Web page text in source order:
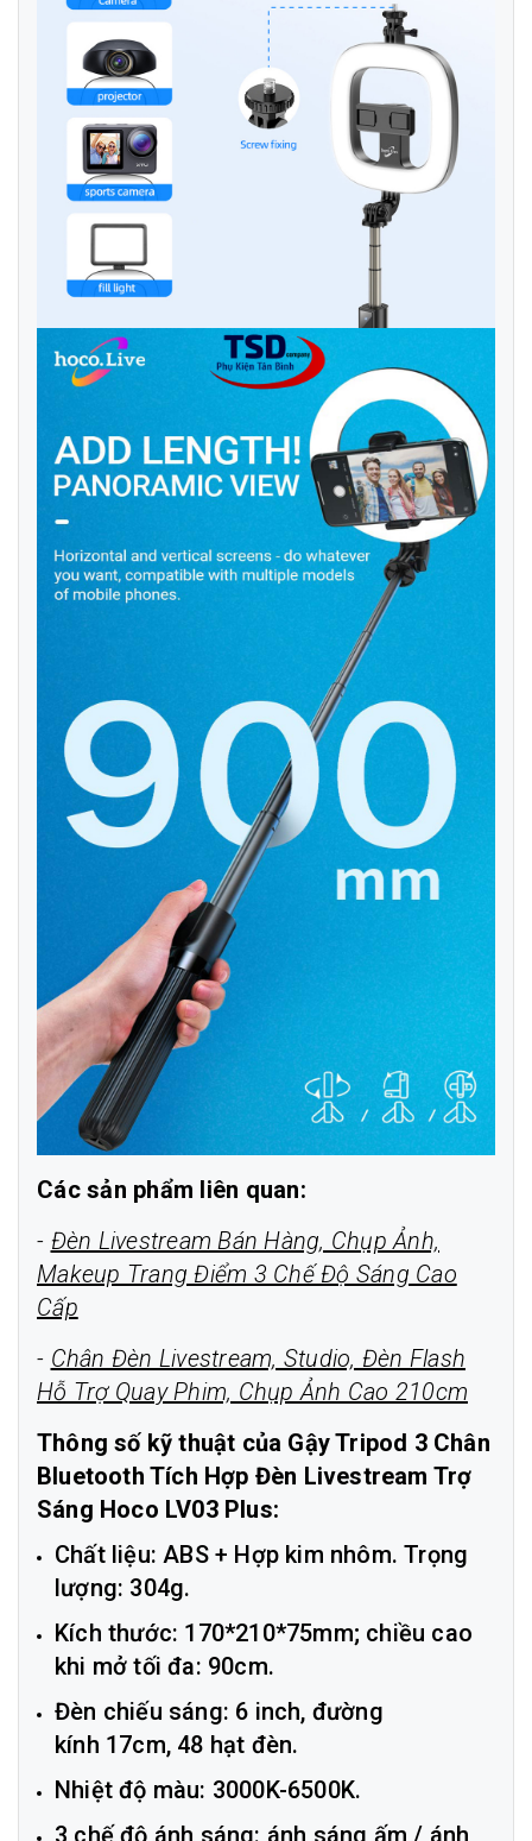
Các sản phẩm liên quan:
- Đèn Livestream Bán Hàng, Chụp Ảnh,
Makeup Trang Điểm 3 Chế Độ Sáng Cao
Cấp
- Chân Đèn Livestream, Studio, Đèn Flash
Hỗ Trợ Quay Phim, Chụp Ảnh Cao 210cm
Thông số kỹ thuật của Gậy Tripod 3 Chân
Bluetooth Tích Hợp Đèn Livestream Trợ
Sáng Hoco LV03 Plus:
Chất liệu: ABS + Hợp kim nhôm. Trọng
lượng: 304g.
Kích thước: 170*210*75mm; chiều cao
khi mở tối đa: 90cm.
Đèn chiếu sáng: 6 inch, đường
kính 17cm, 48 hạt đèn.
Nhiệt độ màu: 3000K-6500K.